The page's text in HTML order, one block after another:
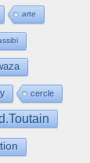
arte
cercle